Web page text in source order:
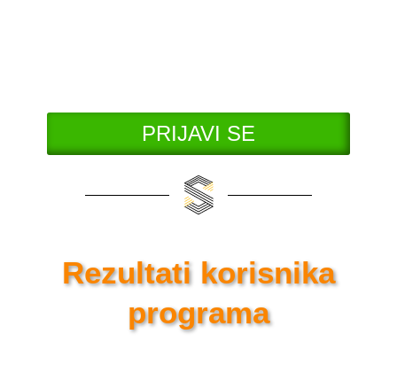
PRIJAVI SE
Rezultati korisnika
programa